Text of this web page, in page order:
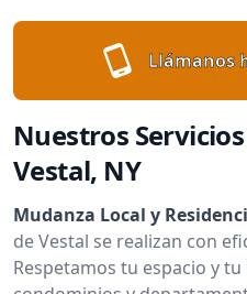
Llámanos
Nuestros
Vestal, NY
Mudanza Local y
de Vestal se realizan con
Respetamos tu espacio y